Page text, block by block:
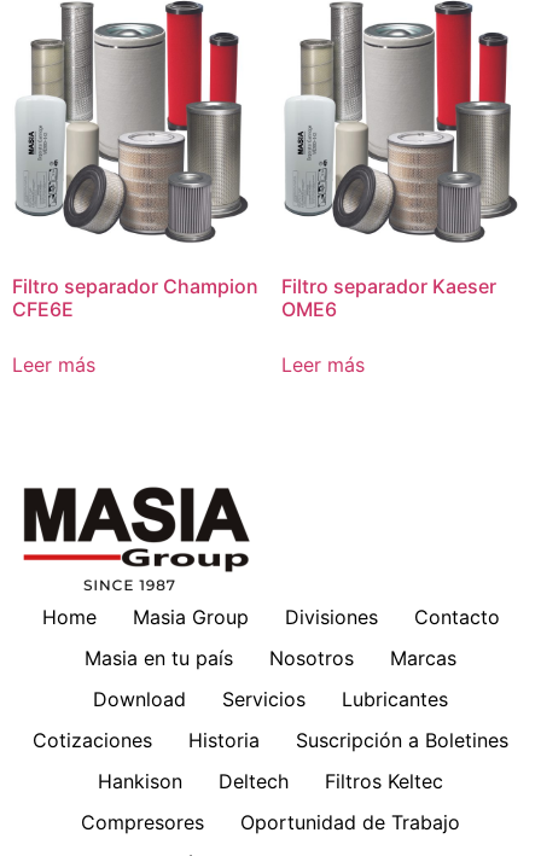
Filtro separador Champion
CFE6E
Leer más
Filtro separador Kaeser
OME6
Leer más
Home Masia Group Divisiones
Contacto
Masia en tu país
Nosotros
Marcas
Download
Servicios
Lubricantes
Cotizaciones
Historia
Suscripción a Boletines
Hankison
Deltech
Filtros Keltec
Compresores
Oportunidad de Trabajo